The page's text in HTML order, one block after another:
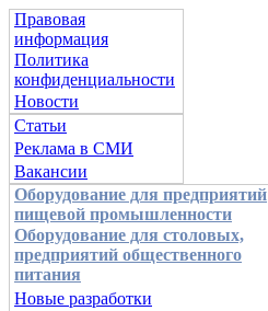
Правовая
информация
Политика
конфиденциальности
Новости
Статьи
Реклама в СМИ
Вакансии
Оборудование для предприятий
пищевой промышленности
Оборудование для столовых,
предприятий общественного
питания
Новые разработки